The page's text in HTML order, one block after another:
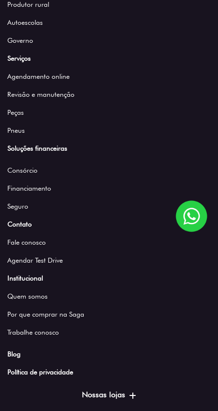
Produtor rural
Autoescolas
Governo
Serviços
Agendamento online
Revisão e manutenção
Peças
Pneus
Soluções financeiras
Consórcio
Financiamento
Seguro
Contato
Fale conosco
Agendar Test Drive
Institucional
Quem somos
Por que comprar na Saga
Trabalhe conosco
Blog
Política de privacidade
Nossas lojas